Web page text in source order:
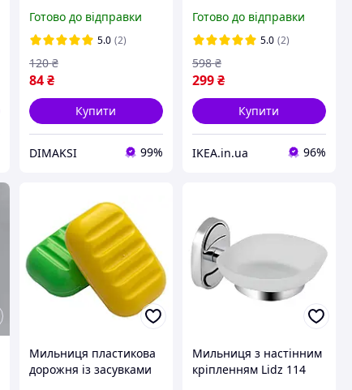
сіткою
Готово до відправки
5.0 (2)
84 ₴
120 ₴
Купити
DIMAKSI 99%
настільна мильниця
кам'яна кераміка
Готово до відправки
5.0 (2)
299₴
598 ₴
Купити
IKEA.in.ua 96%
Мильниця пластикова
дорожня із засувками
Мильниця з настінним
кріпленням Lidz 114